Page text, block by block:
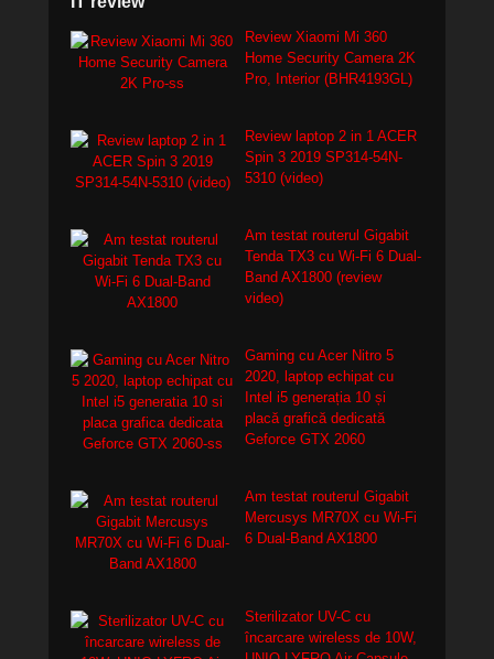
Review Xiaomi Mi 360
Home Security Camera 2K
Pro, Interior (BHR4193GL)
Review laptop 2 in 1 ACER
Spin 3 2019 SP314-54N-
5310 (video)
Am testat routerul Gigabit
Tenda TX3 cu Wi-Fi 6 Dual-
Band AX1800 (review
video)
Gaming cu Acer Nitro 5
2020, laptop echipat cu
Intel i5 generația 10 și
placă grafică dedicată
Geforce GTX 2060
Am testat routerul Gigabit
Mercusys MR70X cu Wi-Fi
6 Dual-Band AX1800
Sterilizator UV-C cu
încarcare wireless de 10W,